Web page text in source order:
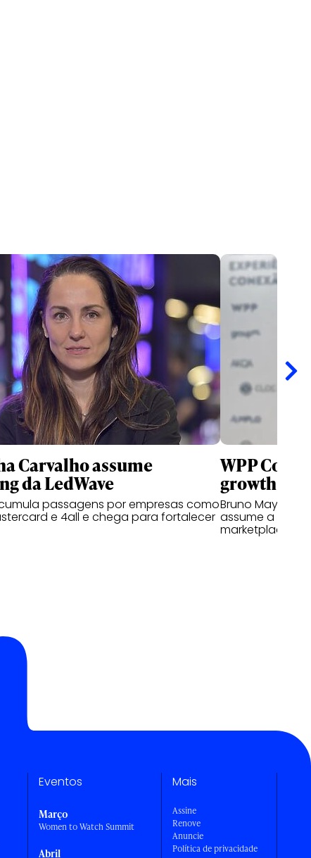
Carvalho assume
da LedWave
passagens por empresas como
e 4all e chega para fortalecer
WPP
growth
Bruno Mayer
assume a
marketplace
Eventos
Março
Women to Watch Summit
Abril
Mais
Assine
Renove
Anuncie
Política de privacidade